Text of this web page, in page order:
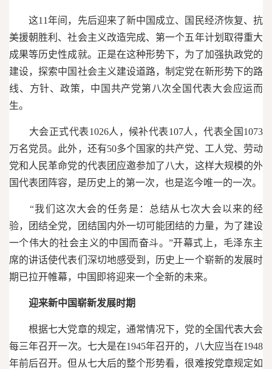
这11年间，先后迎来了新中国成立、国民经济恢复、抗
美援朝胜利、社会主义改造完成、第一个五年计划取得重大
成果等历史性成就。正是在这种形势下，为了加强执政党的
建设，探索中国社会主义建设道路，制定党在新形势下的路
线、方针、政策，中国共产党第八次全国代表大会应运而
生。
大会正式代表1026人，候补代表107人，代表全国1073
万名党员。此外，还有50多个国家的共产党、工人党、劳动
党和人民革命党的代表团应邀参加了八大，这样大规模的外
国代表团阵容，是历史上的第一次，也是迄今唯一的一次。
“我们这次大会的任务是：总结从七次大会以来的经
验，团结全党，团结国内外一切可能团结的力量，为了建设
一个伟大的社会主义的中国而奋斗。”开幕式上，毛泽东主
席的讲话使代表们深切地感受到，历史上一个崭新的发展时
期已拉开帷幕，中国即将迎来一个全新的未来。
迎来新中国崭新发展时期
根据七大党章的规定，通常情况下，党的全国代表大会
每三年召开一次。七大是在1945年召开的，八大应当在1948
年前后召开。但从七大后的整个形势看，很难按党章规定如